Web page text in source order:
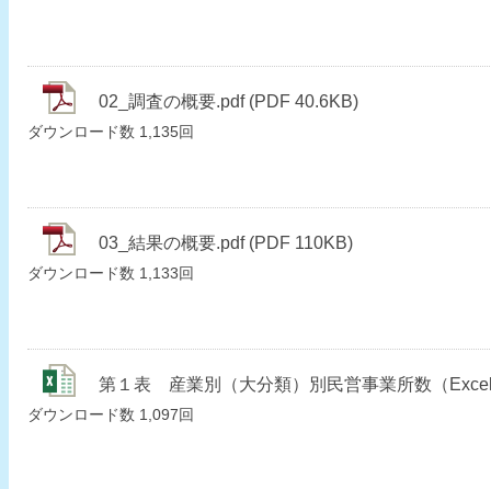
02_調査の概要.pdf (PDF 40.6KB)
ダウンロード数 1,135回
03_結果の概要.pdf (PDF 110KB)
ダウンロード数 1,133回
第１表 産業別（大分類）別民営事業所数（
ダウンロード数 1,097回